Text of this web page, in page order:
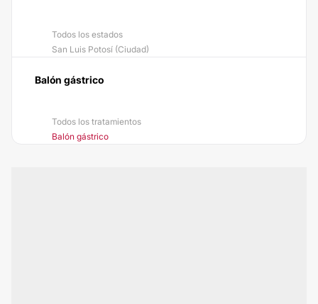
Todos los estados
San Luis Potosí (Ciudad)
Balón gástrico
Todos los tratamientos
Balón gástrico